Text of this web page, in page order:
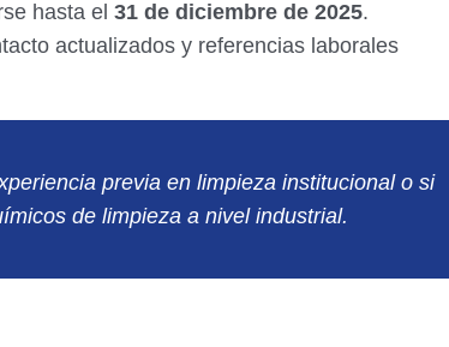
hasta el 31 de diciembre de 2025.
actualizados y referencias laborales
previa en limpieza institucional o si
de limpieza a nivel industrial.